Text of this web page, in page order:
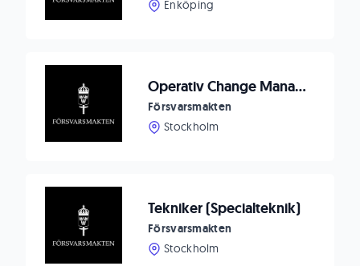
Enköping
Operativ Change Manager
Försvarsmakten
Stockholm
Tekniker (Specialteknik)
Försvarsmakten
Stockholm